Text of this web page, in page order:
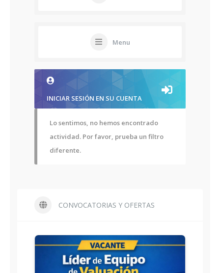
Menu
INICIAR SESIÓN EN SU CUENTA
Lo sentimos, no hemos encontrado
actividad. Por favor, prueba un filtro
diferente.
CONVOCATORIAS Y OFERTAS